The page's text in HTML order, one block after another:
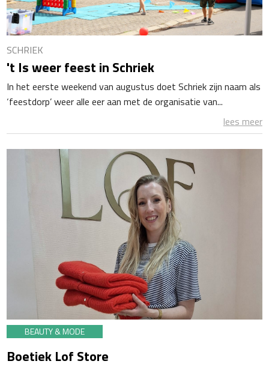
SCHRIEK
't Is weer feest in Schriek
In het eerste weekend van augustus doet Schriek zijn naam als
‘feestdorp’ weer alle eer aan met de organisatie van...
lees meer
BEAUTY & MODE
Boetiek Lof Store